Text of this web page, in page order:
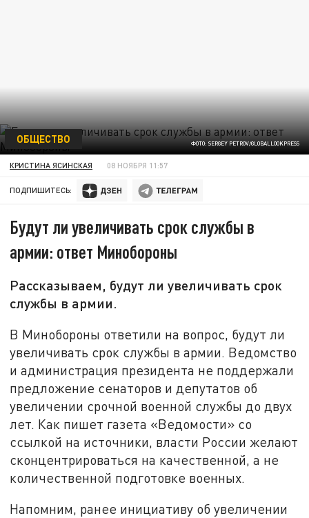
ФОТО: SERGEY PETROV/GLOBALLOOKPRESS
ОБЩЕСТВО
КРИСТИНА ЯСИНСКАЯ 08 НОЯБРЯ 11:57
ПОДПИШИТЕСЬ:
Будут ли увеличивать срок службы в
армии: ответ Минобороны
Рассказываем, будут ли увеличивать срок
службы в армии.
В Минобороны ответили на вопрос, будут ли
увеличивать срок службы в армии. Ведомство
и администрация президента не поддержали
предложение сенаторов и депутатов об
увеличении срочной военной службы до двух
лет. Как пишет газета «Ведомости» со
ссылкой на источники, власти России желают
сконцентрироваться на качественной, а не
количественной подготовке военных.
Напомним, ранее инициативу об увеличении